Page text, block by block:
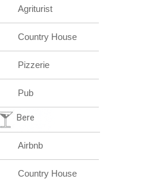
Agriturist
Country House
Pizzerie
Pub
Bere
Airbnb
Country House